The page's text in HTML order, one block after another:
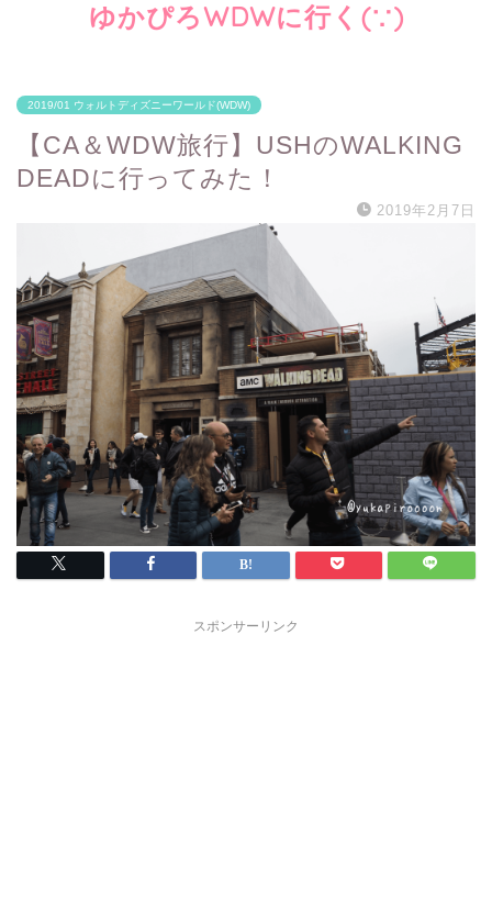
ゆかぴろWDWに行く(∵)
2019/01 ウォルトディズニーワールド(WDW)
【CA＆WDW旅行】USHのWALKING
DEADに行ってみた！
2019年2月7日
スポンサーリンク